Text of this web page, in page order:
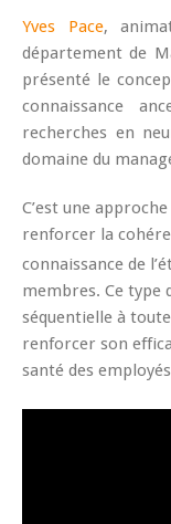
Yves Pace,
département de
présenté le
connaissance
recherches en
domaine du
C’est une
renforcer la
connaissance de
membres. Ce type
séquentielle à
renforcer son
santé des